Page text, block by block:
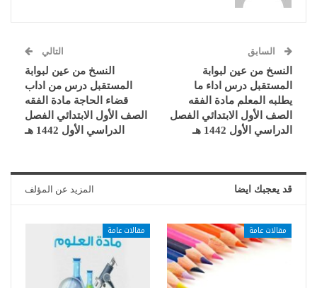
السابق
النسخ من عين لبوابة
المستقبل درس اداء ما
يطلبه المعلم مادة الفقه
الصف الأول الابتدائي الفصل
الدراسي الأول 1442 هـ
التالي
النسخ من عين لبوابة
المستقبل درس من اداب
قضاء الحاجة مادة الفقه
الصف الأول الابتدائي الفصل
الدراسي الأول 1442 هـ
قد يعجبك ايضا المزيد عن المؤلف
مقالات عامة مقالات عامة